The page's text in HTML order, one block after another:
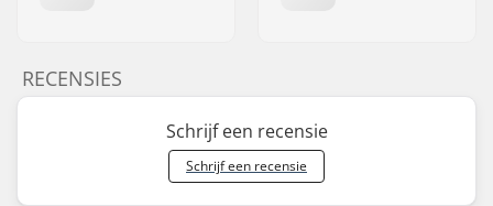
RECENSIES
Schrijf een recensie
Schrijf een recensie